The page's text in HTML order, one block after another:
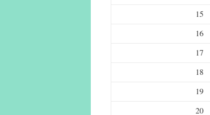
15
16
17
18
19
20